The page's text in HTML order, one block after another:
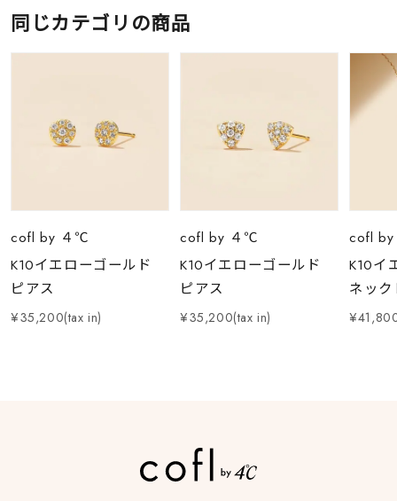
同じカテゴリの商品
cofl by ４℃
K10イエローゴールド
ピアス
¥35,200(tax in)
cofl by ４℃
K10イエローゴールド
ピアス
¥35,200(tax in)
cofl
K10イ
ネッ